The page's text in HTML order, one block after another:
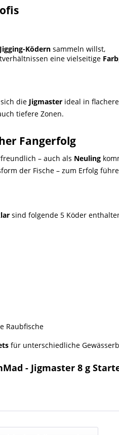
Jigging-Ködern sammeln willst,
eine vielseitige
die Jigmaster ideal in
tiefere Zonen.
Fangerfolg
– auch als Neuling
der Fische – zum Erfolg
sind folgende 5 Köder
Raubfische
für unterschiedliche
- Jigmaster 8 g